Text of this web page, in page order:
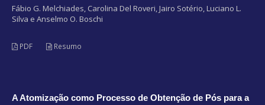
Fábio G. Melchiades, Carolina Del Roveri, Jairo Sotério, Luciano L.
Silva e Anselmo O. Boschi
PDF Resumo
A Atomização como Processo de Obtenção de Pós para a